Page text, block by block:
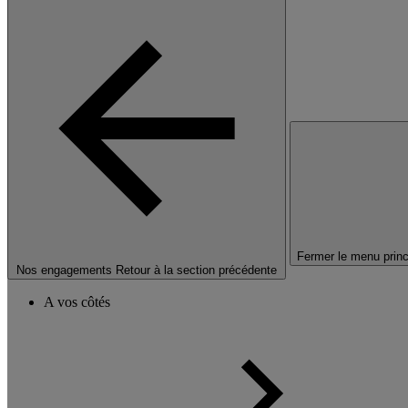
Nos engagements Retour à la section précédente
Fermer le menu
A vos côtés